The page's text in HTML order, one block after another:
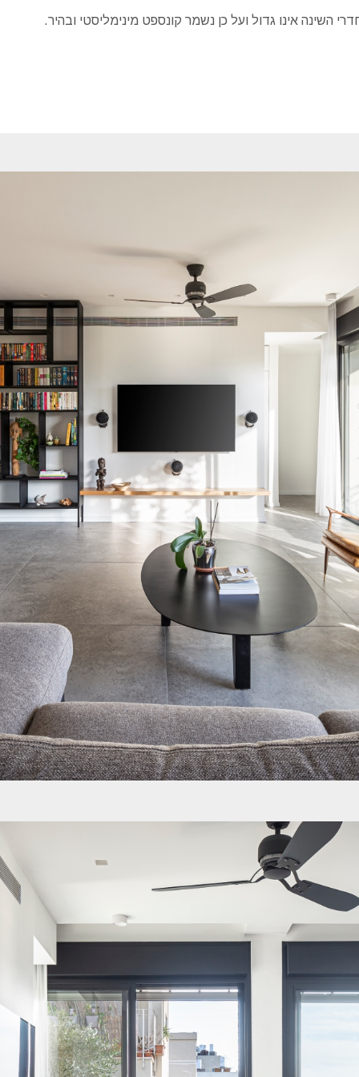
השינה אינו גדול ועל כן נשמר קונספט מינימליסטי ובהיר.